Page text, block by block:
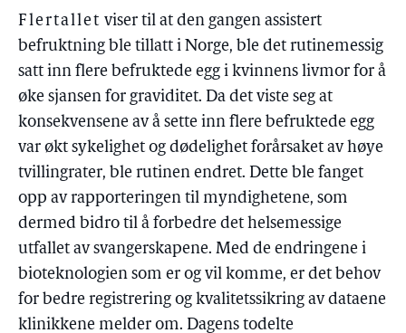
Flertallet viser til at den gangen assistert
befruktning ble tillatt i Norge, ble det rutinemessig
satt inn flere befruktede egg i kvinnens livmor for å
øke sjansen for graviditet. Da det viste seg at
konsekvensene av å sette inn flere befruktede egg
var økt sykelighet og dødelighet forårsaket av høye
tvillingrater, ble rutinen endret. Dette ble fanget
opp av rapporteringen til myndighetene, som
dermed bidro til å forbedre det helsemessige
utfallet av svangerskapene. Med de endringene i
bioteknologien som er og vil komme, er det behov
for bedre registrering og kvalitetssikring av dataene
klinikkene melder om. Dagens todelte